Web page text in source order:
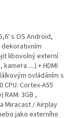
s OS Android,
dekorativním
libovolný externí
....) + HDMI
ovládáním s
Cortex-A55
RAM: 3GB ,
Miracast / Airplay
jako externího